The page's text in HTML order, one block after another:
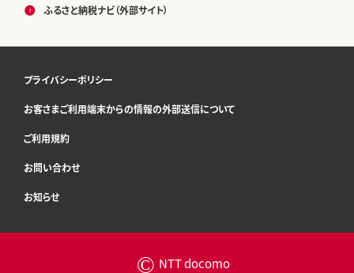
ふるさと納税ナビ（外部サイト）
プライバシーポリシー
お客さまご利用端末からの情報の外部送信について
ご利用規約
お問い合わせ
お知らせ
© NTT docomo